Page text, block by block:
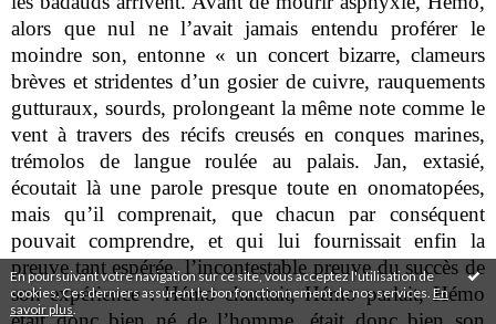
En poursuivant votre navigation sur ce site, vous acceptez l'utilisation de
cookies. Ces derniers assurent le bon fonctionnement de nos services. En
savoir plus.
alors que nul ne l’avait jamais entendu proférer le
moindre son, entonne « un concert bizarre, clameurs
brèves et stridentes d’un gosier de cuivre, rauquements
gutturaux, sourds, prolongeant la même note comme le
vent à travers des récifs creusés en conques marines,
trémolos de langue roulée au palais. Jan, extasié,
écoutait là une parole presque toute en onomatopées,
mais qu’il comprenait, que chacun par conséquent
pouvait comprendre, et qui lui fournissait enfin la
preuve tant espérée, l’incontestable preuve du succès de
son expérience : Hémo chantait, Hémo parlait, Hémo